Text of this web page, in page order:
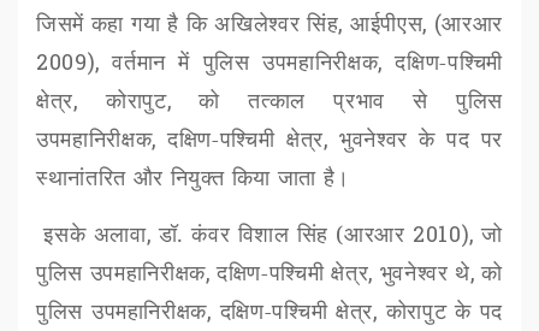
जिसमें कहा गया है कि अखिलेश्वर सिंह, आईपीएस, (आरआर
2009),वर्तमान में पुलिस उपमहानिरीक्षक,दक्षिण-पश्चिमी
क्षेत्र,कोरापुट,को तत्काल प्रभाव से पुलिस
उपमहानिरीक्षक,दक्षिण-पश्चिमी क्षेत्र, भुवनेश्वर के पद पर
स्थानांतरित और नियुक्त किया जाता है।
इसके अलावा,डॉ. कंवर विशाल सिंह (आरआर 2010),जो
पुलिस उपमहानिरीक्षक,दक्षिण-पश्चिमी क्षेत्र, भुवनेश्वर थे,को
पुलिस उपमहानिरीक्षक,दक्षिण-पश्चिमी क्षेत्र,कोरापुट के पद